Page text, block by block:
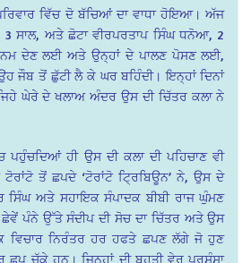
ਵਿੱਚ ਦੋ ਬੱਚਿਆਂ ਦਾ ਵਾਧਾ ਹੋਇਆ। ਅੱਜ
ਸਾਲ, ਅਤੇ ਛੋਟਾ ਵੀਰਪਰਤਾਪ ਸਿੰਘ ਧਨੋਆ, 2
ਦੇਣ ਲਈ ਅਤੇ ਉਨ੍ਹਾਂ ਦੇ ਪਾਲਣ ਪੋਸਣ ਲਈ,
ਜੌਬ ਤੋਂ ਛੁੱਟੀ ਲੈ ਕੇ ਘਰ ਬਹਿੰਦੀ। ਇਨ੍ਹਾਂ ਦਿਨਾਂ
ਘੇਰੇ ਦੇ ਖਲਾਅ ਅੰਦਰ ਉਸ ਦੀ ਚਿੱਤਰ ਕਲਾ ਨੇ
ਪਹੁੰਚਦਿਆਂ ਹੀ ਉਸ ਦੀ ਕਲਾ ਦੀ ਪਹਿਚਾਣ ਵੀ
ਤੋਂ ਛਪਦੇ ‘ਟੋਰਾਂਟੋ ਟ੍ਰਿਬਿਊਨ’ ਨੇ, ਉਸ ਦੇ
ਸਿੰਘ ਅਤੇ ਸਹਾਇਕ ਸੰਪਾਦਕ ਬੀਬੀ ਰਾਜ ਘੁੰਮਣ
ਛੇਵੇਂ ਪੰਨੇ ਉੱਤੇ ਸੰਦੀਪ ਦੀ ਸੋਚ ਦਾ ਚਿੱਤਰ ਅਤੇ ਉਸ
ਵਿਚਾਰ ਨਿਰੰਤਰ ਹਰ ਹਫਤੇ ਛਪਣ ਲੱਗੇ ਜੋ ਹੁਣ
ਛਪ ਚੁੱਕੇ ਹਨ। ਜਿਨ੍ਹਾਂ ਦੀ ਬਹੁਤੀ ਵੇਰ ਪਰਸੰਸਾ